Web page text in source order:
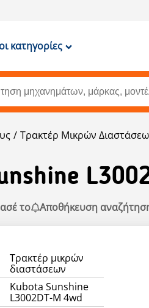
κατηγορίες
Τρακτέρ Μικρών
το Αποθήκευση
Τρακτέρ μικρών
διαστάσεων
Kubota Sunshine
L3002DT-M 4wd